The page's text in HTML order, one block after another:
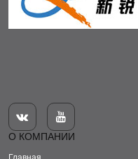


О КОМПАНИИ